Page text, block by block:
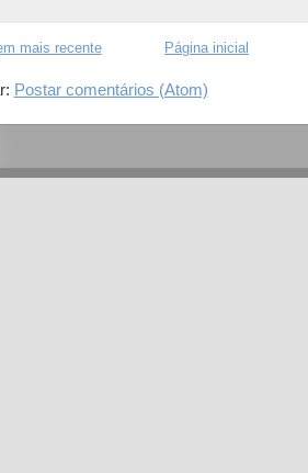
mais recente Página inicial
Postar comentários (Atom)